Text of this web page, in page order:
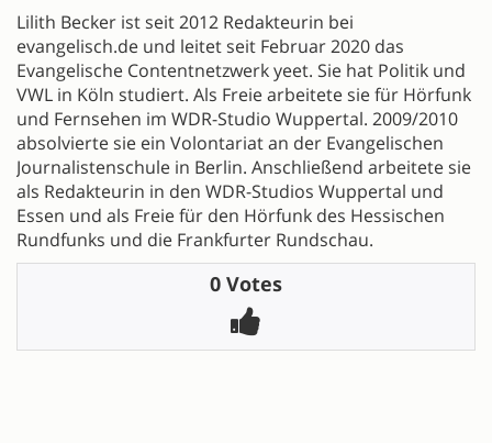
Lilith Becker ist seit 2012 Redakteurin bei
evangelisch.de und leitet seit Februar 2020 das
Evangelische Contentnetzwerk yeet. Sie hat Politik und
VWL in Köln studiert. Als Freie arbeitete sie für Hörfunk
und Fernsehen im WDR-Studio Wuppertal. 2009/2010
absolvierte sie ein Volontariat an der Evangelischen
Journalistenschule in Berlin. Anschließend arbeitete sie
als Redakteurin in den WDR-Studios Wuppertal und
Essen und als Freie für den Hörfunk des Hessischen
Rundfunks und die Frankfurter Rundschau.
0 Votes